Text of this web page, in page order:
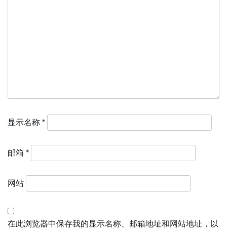
显示名称 *
邮箱 *
网站
在此浏览器中保存我的显示名称、邮箱地址和网站地址，以